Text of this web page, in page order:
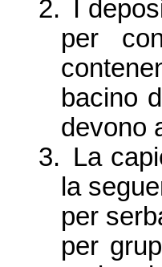
2. I
per
bacino
devono
3. La
la
per
per